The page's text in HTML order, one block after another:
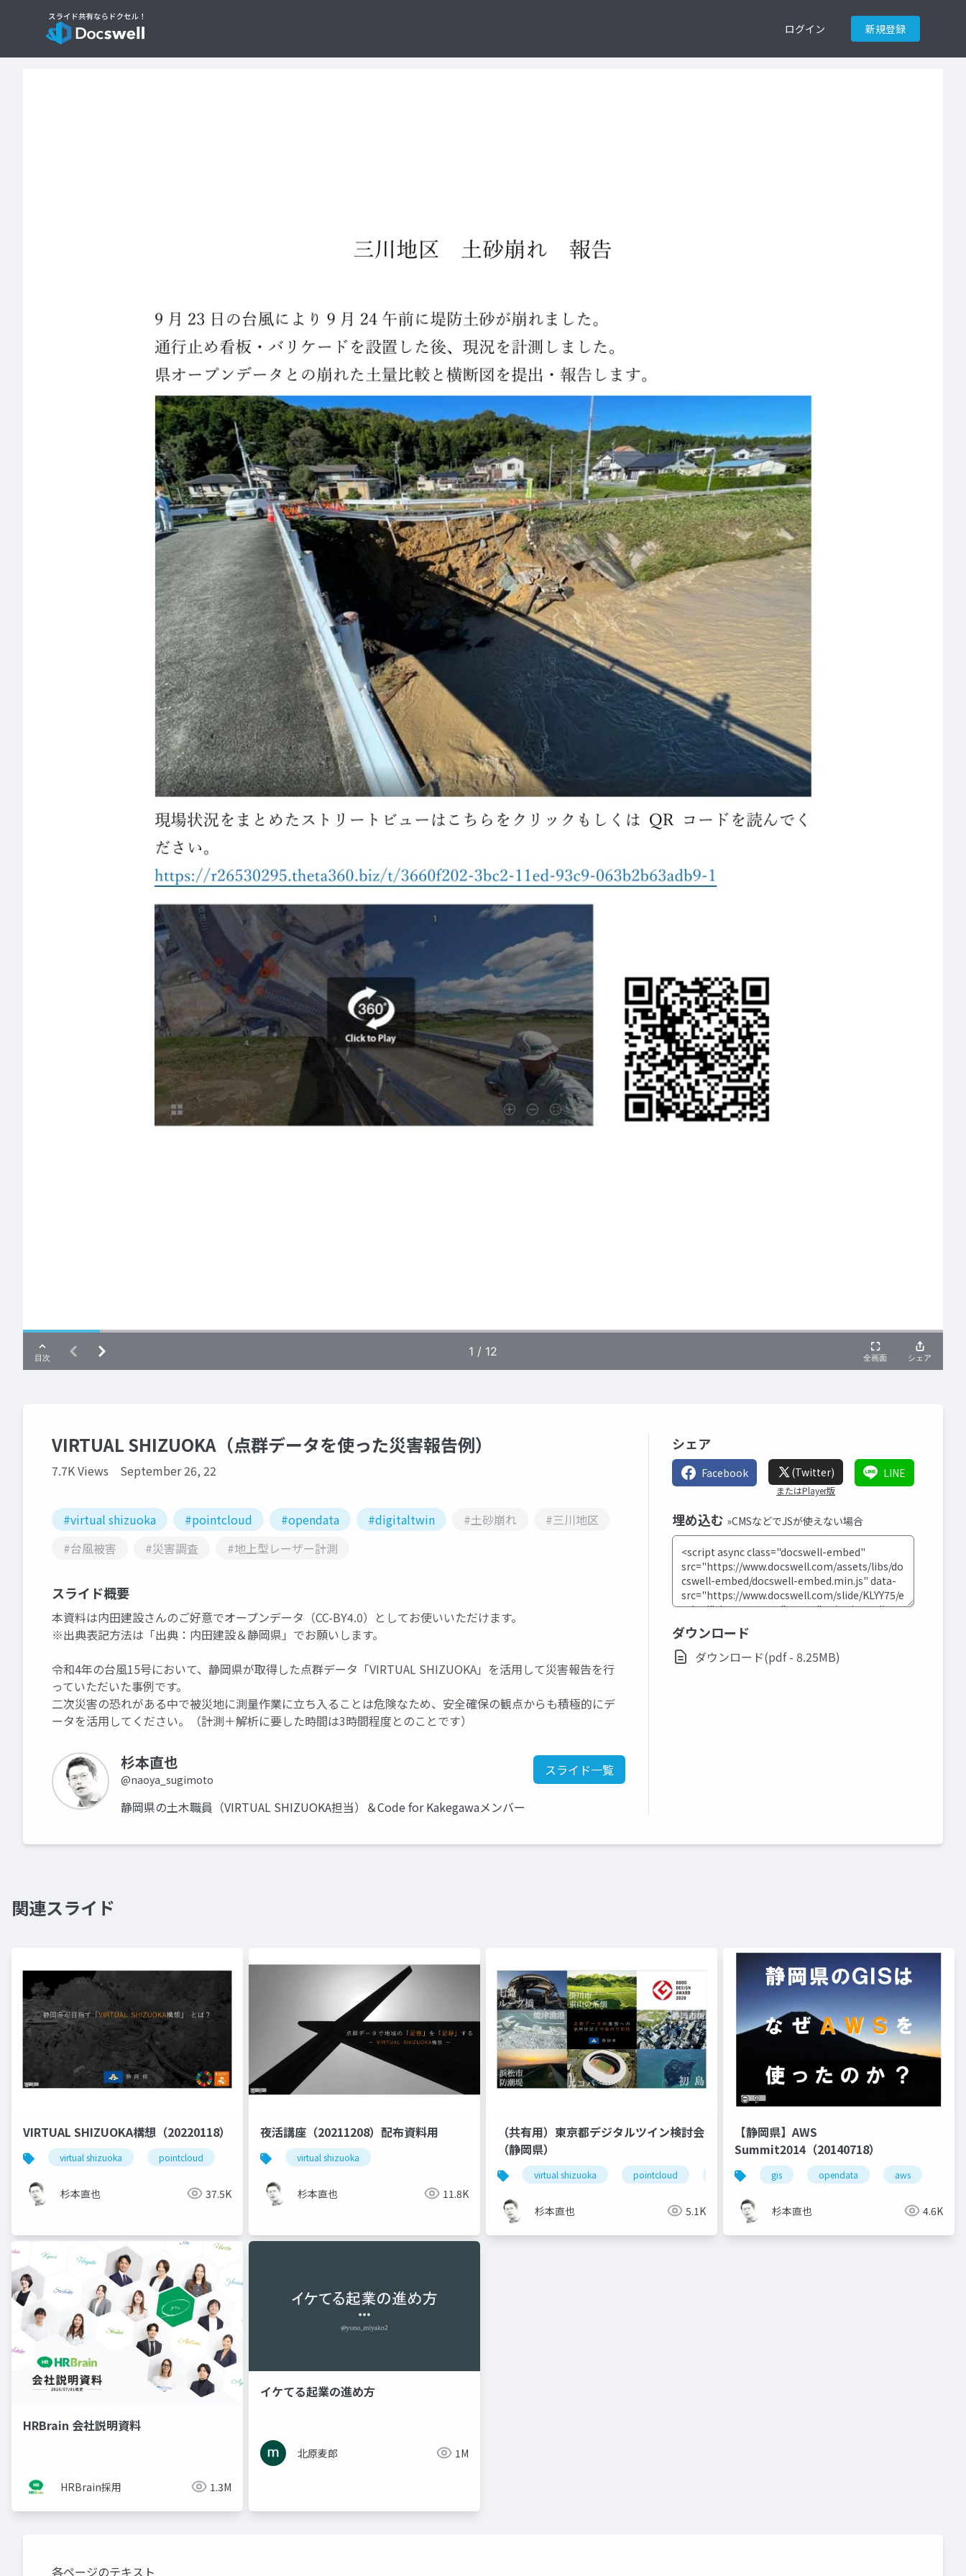
ログイン 新規登録
VIRTUAL SHIZUOKA（点群データを使った災害報告例）
7.7K Views September 26, 22
#virtual shizuoka #pointcloud #opendata #digitaltwin #土砂崩れ
#三川地区
#台風被害
#災害調査 #地上型レーザー計測
スライド概要
本資料は内田建設さんのご好意でオープンデータ（CC-BY4.0）としてお使いいただけます。
※出典表記方法は「出典：内田建設＆静岡県」でお願いします。
令和4年の台風15号において、静岡県が取得した点群データ「VIRTUAL SHIZUOKA」を活用して災害報告を行
っていただいた事例です。
二次災害の恐れがある中で被災地に測量作業に立ち入ることは危険なため、安全確保の観点からも積極的にデ
ータを活用してください。（計測＋解析に要した時間は3時間程度とのことです）
杉本直也
@naoya_sugimoto
スライド一覧
静岡県の土木職員（VIRTUAL SHIZUOKA担当）＆Code for Kakegawaメンバー
シェア
Facebook (Twitter)
またはPlayer版
LINE
埋め込む »CMSなどでJSが使えない場合
ダウンロード
ダウンロード(pdf - 8.25MB)
関連スライド
VIRTUAL SHIZUOKA構想（20220118）
virtual shizuoka pointcloud
杉本直也 37.5K
夜活講座（20211208）配布資料用
virtual shizuoka
杉本直也 11.8K
（共有用）東京都デジタルツイン検討会
（静岡県）
virtual shizuoka pointcloud opendata digitaltwin lidar
杉本直也 5.1K
【静岡県】AWS
Summit2014（20140718）
gis opendata aws
杉本直也 4.6K
HRBrain 会社説明資料
HRBrain採用 1.3M
イケてる起業の進め方
北原麦郎 1M
各ページのテキスト